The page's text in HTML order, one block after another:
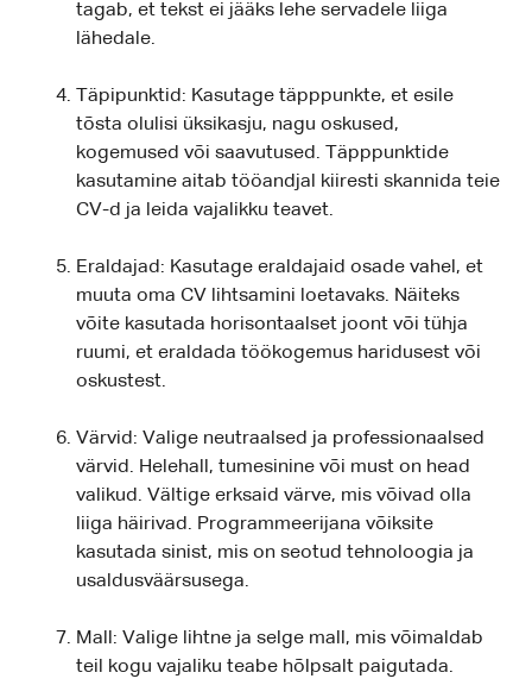
tagab, et tekst ei jääks lehe servadele liiga
lähedale.
Täpipunktid: Kasutage täpppunkte, et esile
tõsta olulisi üksikasju, nagu oskused,
kogemused või saavutused. Täpppunktide
kasutamine aitab tööandjal kiiresti skannida teie
CV-d ja leida vajalikku teavet.
Eraldajad: Kasutage eraldajaid osade vahel, et
muuta oma CV lihtsamini loetavaks. Näiteks
võite kasutada horisontaalset joont või tühja
ruumi, et eraldada töökogemus haridusest või
oskustest.
Värvid: Valige neutraalsed ja professionaalsed
värvid. Helehall, tumesinine või must on head
valikud. Vältige erksaid värve, mis võivad olla
liiga häirivad. Programmeerijana võiksite
kasutada sinist, mis on seotud tehnoloogia ja
usaldusväärsusega.
Mall: Valige lihtne ja selge mall, mis võimaldab
teil kogu vajaliku teabe hõlpsalt paigutada.